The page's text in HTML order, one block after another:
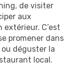
de visiter
aux
C’est
promener dans
déguster la
local.